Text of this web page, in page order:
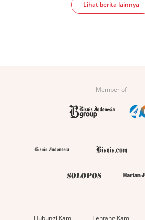
Lihat berita lainnya
Member of
Hubungi Kami Tentang Kami